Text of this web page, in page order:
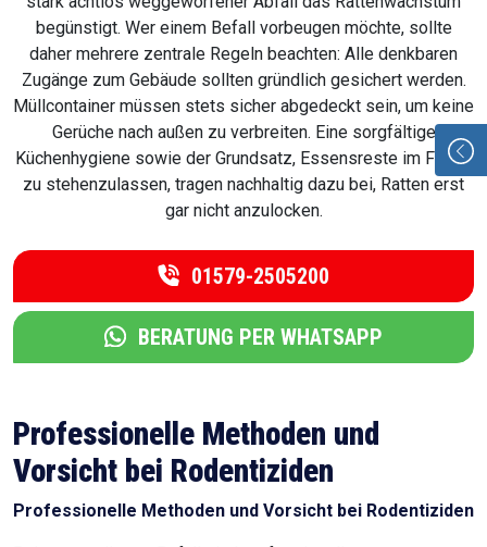
begünstigt. Wer einem Befall vorbeugen möchte, sollte
daher mehrere zentrale Regeln beachten: Alle denkbaren
Zugänge zum Gebäude sollten gründlich gesichert werden.
Müllcontainer müssen stets sicher abgedeckt sein, um keine
Gerüche nach außen zu verbreiten. Eine sorgfältige
Küchenhygiene sowie der Grundsatz, Essensreste im Freien
zu stehenzulassen, tragen nachhaltig dazu bei, Ratten erst
gar nicht anzulocken.
01579-2505200
BERATUNG PER WHATSAPP
Professionelle Methoden und
Vorsicht bei Rodentiziden
Professionelle Methoden und Vorsicht bei Rodentiziden